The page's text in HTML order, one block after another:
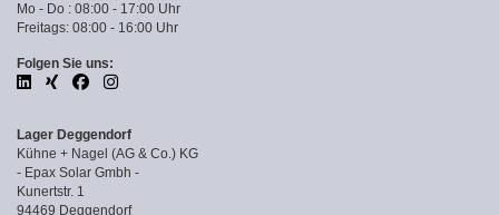
Mo - Do : 08:00 - 17:00 Uhr
Freitags: 08:00 - 16:00 Uhr
Folgen Sie uns:
Lager Deggendorf
Kühne + Nagel (AG & Co.) KG
- Epax Solar Gmbh -
Kunertstr. 1
94469 Deggendorf